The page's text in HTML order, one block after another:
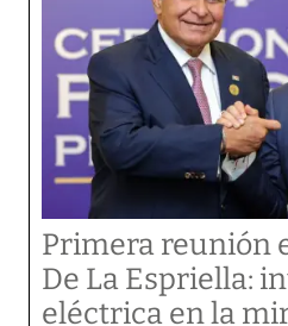
Primera reunión
De La Espriella:
eléctrica en la